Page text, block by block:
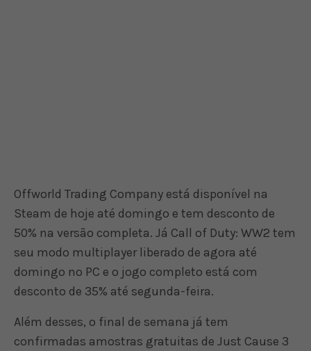
Offworld Trading Company está disponível na
Steam de hoje até domingo e tem desconto de
50% na versão completa. Já Call of Duty: WW2 tem
seu modo multiplayer liberado de agora até
domingo no PC e o jogo completo está com
desconto de 35% até segunda-feira.
Além desses, o final de semana já tem
confirmadas amostras gratuitas de Just Cause 3